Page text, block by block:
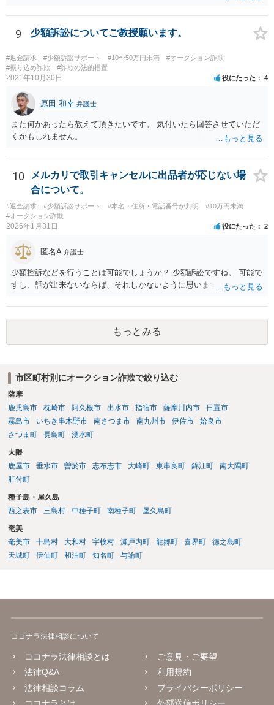
9 少額訴訟についてご教授願います。
#返金請求 #少額訴訟サポート #10〜50万円未満
#オークション詐欺
#振り込め詐欺
#詐欺の法的措置
2021年10月30日 役にたった 4
原田 和幸 弁護士
また何かあったら教えて頂きたいです。 気付いたら回答させていただ
くかもしれません。
10
メルカリで取引キャンセルに出品者が応じない場
合について。
#返金請求 #少額訴訟サポート #本名・住所・電話番号が判明
#10万円未満
#オークション詐欺
2026年1月31日 役にたった 2
匿名A 弁護士
少額控訴などを行うことは可能でしょうか？ 少額訴訟ですね。 可能で
すし、話が出来ないならば、それしかないように思います。
もっとみる
市区町村別にオークション詐欺で絞り込む
薩摩
鹿児島市
枕崎市 阿久根市 出水市 指宿市 薩摩川内市
日置市
霧島市
いちき串木野市 南さつま市 南九州市 伊佐市
姶良市
さつま町
長島町 湧水町
大隈
鹿屋市
垂水市 曽於市 志布志市 大崎町 東串良町 錦江町
南大隅町
肝付町
種子島・屋久島
西之表市
三島村 中種子町 南種子町 屋久島町
奄美
奄美市
十島村 大和村 宇検村 瀬戸内町 龍郷町 喜界町
徳之島町
天城町
伊仙町 和泊町 知名町 与論町
ココナラ法律相談について
ココナラ法律相談とは
法律Q&A
法律相談コラム
ご意見・ご要望
利用規約
プライバシーポリシー